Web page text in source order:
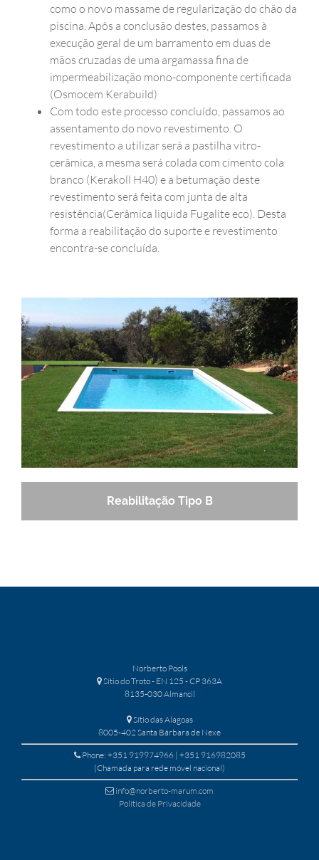
como o novo massame de regularização do chão da
piscina. Apôs a conclusão destes, passamos à
execução geral de um barramento em duas de
mãos cruzadas de uma argamassa fina de
impermeabilização mono-componente certificada
(Osmocem Kerabuild)
Com todo este processo concluído, passamos ao
assentamento do novo revestimento. O
revestimento a utilizar será a pastilha vitro-
cerâmica, a mesma será colada com cimento cola
branco (Kerakoll H40) e a betumação deste
revestimento será feita com junta de alta
resistência(Cerâmica liquida Fugalite eco). Desta
forma a reabilitação do suporte e revestimento
encontra-se concluída.
Reabilitação Tipo B
Norberto Pools
Sítio do Troto - EN 125 - CP 363A
8135-030 Almancil
Sítio das Alagoas
8005-402 Santa Bárbara de Nexe
Phone: +351 919974966 | +351 916982085
(Chamada para rede móvel nacional)
info@norberto-marum.com
Política de Privacidade